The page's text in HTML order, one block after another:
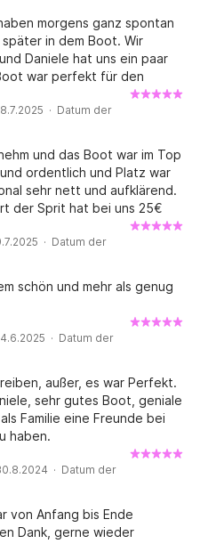
morgens ganz spontan
in dem Boot. Wir
Daniele hat uns ein paar
war perfekt für den
Stränden ankern und unser
in unserem Urlaub.
· Datum der
und das Boot war im Top
ordentlich und Platz war
sehr nett und aufklärend.
der Sprit hat bei uns 25€
· Datum der
schön und mehr als genug
· Datum der
außer, es war Perfekt.
sehr gutes Boot, geniale
Familie eine Freunde bei
haben.
· Datum der
von Anfang bis Ende
Dank, gerne wieder